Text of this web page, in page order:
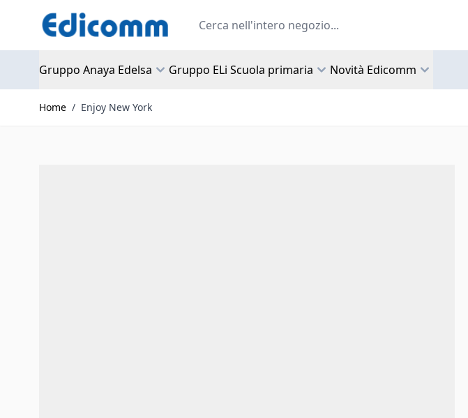
Search
Gruppo Anaya Edelsa Gruppo ELi Scuola primaria Novità Edicomm
Home / Enjoy New York